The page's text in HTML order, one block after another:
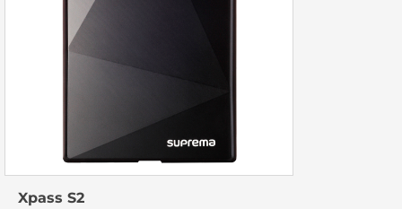
Xpass S2